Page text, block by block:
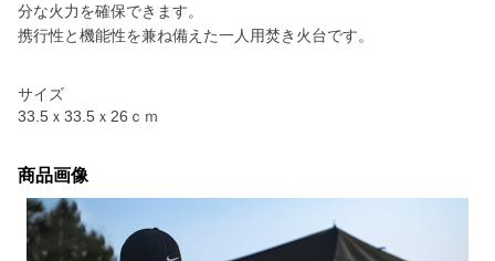
分な火力を確保できます。
携行性と機能性を兼ね備えた一人用焚き火台です。
サイズ
33.5ｘ33.5ｘ26ｃｍ
商品画像